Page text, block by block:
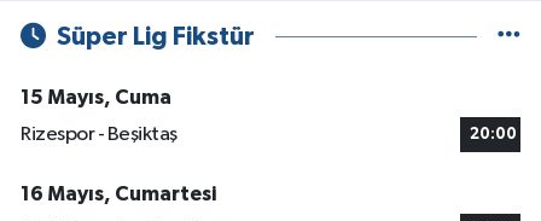
Süper Lig Fikstür
15 Mayıs, Cuma
Rizespor - Beşiktaş
20:00
16 Mayıs, Cumartesi